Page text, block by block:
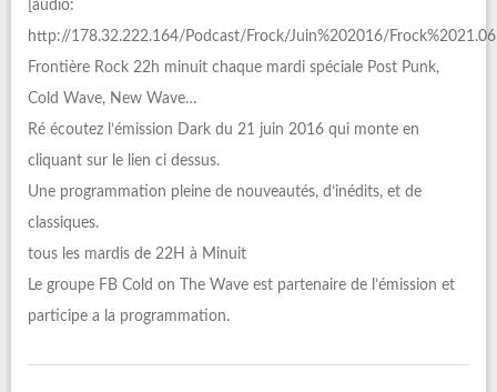
[audio:
http://178.32.222.164/Podcast/Frock/Juin%202016/
Frontière Rock 22h minuit chaque mardi spéciale Post Punk,
Cold Wave, New Wave…
Ré écoutez l’émission Dark du 21 juin 2016 qui monte en
cliquant sur le lien ci dessus.
Une programmation pleine de nouveautés, d’inédits, et de
classiques.
tous les mardis de 22H à Minuit
Le groupe FB Cold on The Wave est partenaire de l’émission et
participe a la programmation.